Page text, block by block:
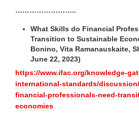
……………………..
What Skills do Financial
Transition to Sustainable
Bonino, Vita Ramanauskaite,
June 22, 2023)
https://www.ifac.org/knowledge-
international-standards/
financial-professionals-need-
economies